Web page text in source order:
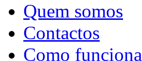
Quem somos
Contactos
Como funciona